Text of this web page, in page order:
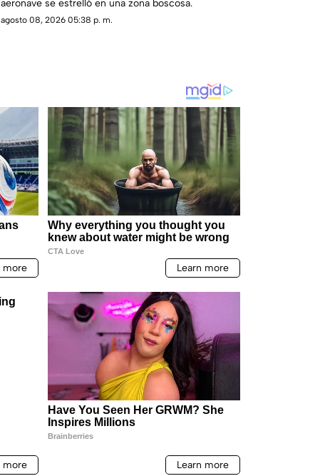
aeronave se estrelló en una zona boscosa.
agosto 08, 2026 05:38 p. m.